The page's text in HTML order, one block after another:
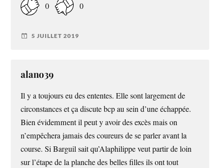
0 0
5 JUILLET 2019
alano39
Il y a toujours eu des ententes. Elle sont largement de
circonstances et ça discute bcp au sein d’une échappée.
Bien évidemment il peut y avoir des excès mais on
n’empêchera jamais des coureurs de se parler avant la
course. Si Barguil sait qu’Alaphilippe veut partir de loin
sur l’étape de la planche des belles filles ils ont tout